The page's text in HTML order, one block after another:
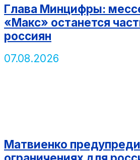
Глава Минцифры:
«Макс» останется
россиян
07.08.2026
Матвиенко